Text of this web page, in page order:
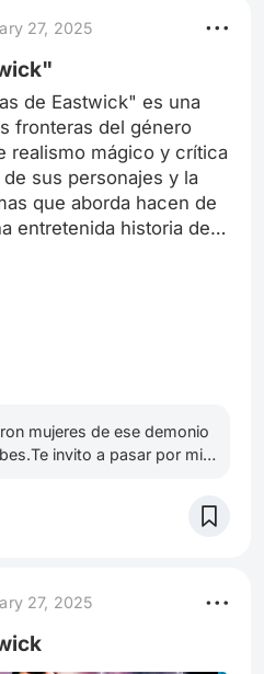
sobre la lucha de
y las
historia co
27, 2025
de Eastwick" es una
fronteras del género
realismo mágico y crítica
sus personajes y la
que aborda hacen de
entretenida historia de
poderoso comentario
en la sociedad. La
entrelazar lo cotidiano
en una lectura
en el contexto
es una invitación a
personal, resonando
un mundo que continúa
mujeres de ese demonio
invito a pasar por mi
27, 2025